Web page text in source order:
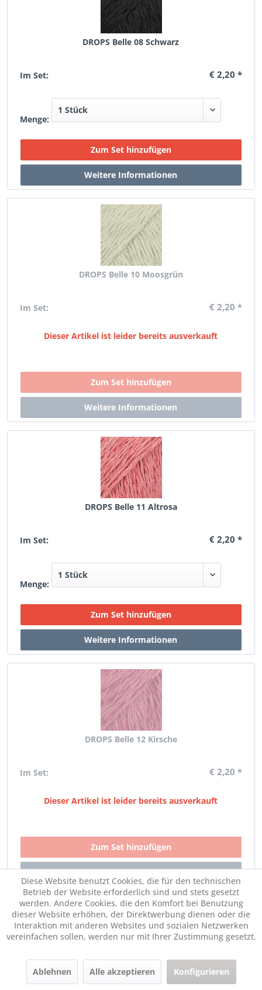
DROPS Belle 08 Schwarz
Im Set: € 2,20 *
Menge:
DROPS Belle 10 Moosgrün
Im Set: € 2,20 *
Dieser Artikel ist leider bereits ausverkauft
DROPS Belle 11 Altrosa
Im Set: € 2,20 *
Menge:
DROPS Belle 12 Kirsche
Im Set: € 2,20 *
Dieser Artikel ist leider bereits ausverkauft
DROPS Belle 13 Dunkel jeansblau
Diese Website benutzt Cookies, die für den technischen
Betrieb der Website erforderlich sind und stets gesetzt
werden. Andere Cookies, die den Komfort bei Benutzung
dieser Website erhöhen, der Direktwerbung dienen oder die
Interaktion mit anderen Websites und sozialen Netzwerken
vereinfachen sollen, werden nur mit Ihrer Zustimmung gesetzt.
Ablehnen Alle akzeptieren Konfigurieren